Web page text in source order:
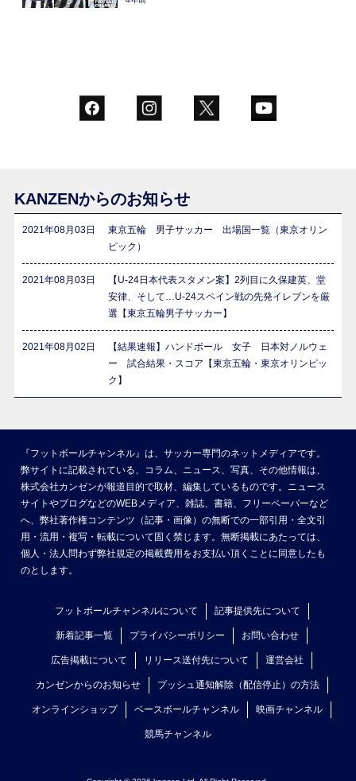
KANZENからのお知らせ
2021年08月03日
東京五輪 男子サッカー 出場国一覧（東京オリン
ピック）
2021年08月03日
【U-24日本代表スタメン案】2列目に久保建英、堂
安律、そして…U-24スペイン戦の先発イレブンを厳
選【東京五輪男子サッカー】
2021年08月02日
【結果速報】ハンドボール 女子 日本対ノルウェ
ー 試合結果・スコア【東京五輪・東京オリンピッ
ク】
『フットボールチャンネル』は、サッカー専門のネットメディアです。
弊サイトに記載されている、コラム、ニュース、写真、その他情報は、
株式会社カンゼンが報道目的で取材、編集しているものです。ニュース
サイトやブログなどのWEBメディア、雑誌、書籍、フリーペーパーなど
へ、弊社著作権コンテンツ（記事・画像）の無断での一部引用・全文引
用・流用・複写・転載について固く禁じます。無断掲載にあたっては、
個人・法人問わず弊社規定の掲載費用をお支払い頂くことに同意したも
のとします。
フットボールチャンネルについて 記事提供先について
新着記事一覧 プライバシーポリシー お問い合わせ
広告掲載について リリース送付先について 運営会社
カンゼンからのお知らせ プッシュ通知解除（配信停止）の方法
オンラインショップ ベースボールチャンネル 映画チャンネル
競馬チャンネル